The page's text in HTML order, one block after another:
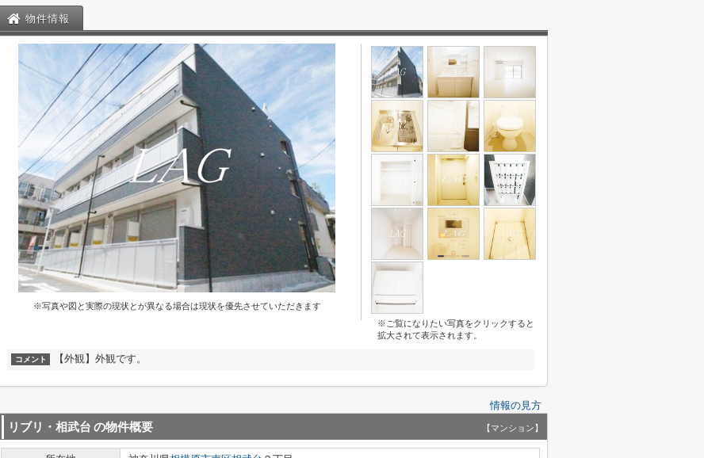
物件情報
※写真や図と実際の現状とが異なる場合は現状を優先させていただきます
※ご覧になりたい写真をクリックすると
拡大されて表示されます。
コメント 【外観】外観です。
情報の見方
リブリ・相武台 の物件概要 【マンション】